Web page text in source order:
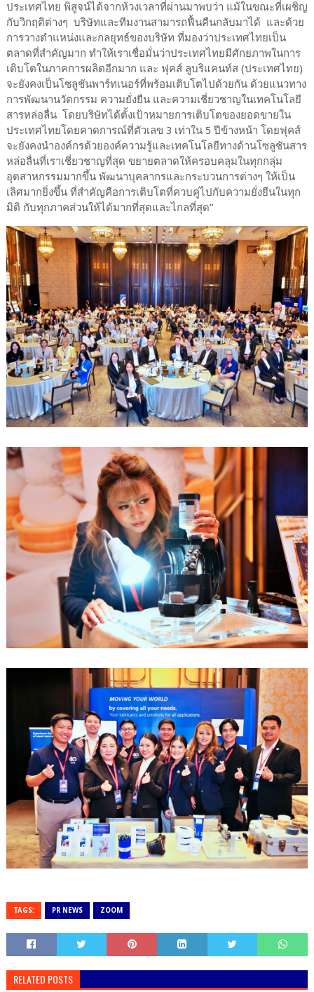
ประเทศไทย พิสูจน์ได้จากห้วงเวลาที่ผ่านมาพบว่า แม้ในขณะที่เผชิญ
กับวิกฤติต่างๆ บริษัทและทีมงานสามารถฟื้นคืนกลับมาได้ และด้วย
การวางตำแหน่งและกลยุทธ์ของบริษัท ที่มองว่าประเทศไทยเป็น
ตลาดที่สำคัญมาก ทำให้เราเชื่อมั่นว่าประเทศไทยมีศักยภาพในการ
เติบโตในภาคการผลิตอีกมาก และ ฟุคส์ ลูบริแคนท์ส (ประเทศไทย)
จะยังคงเป็นโซลูชันพาร์ทเนอร์ที่พร้อมเติบโตไปด้วยกัน ด้วยแนวทาง
การพัฒนานวัตกรรม ความยั่งยืน และความเชี่ยวชาญในเทคโนโลยี
สารหล่อลื่น โดยบริษัทได้ตั้งเป้าหมายการเติบโตของยอดขายใน
ประเทศไทยโดยคาดการณ์ที่ตัวเลข 3 เท่าใน 5 ปีข้างหน้า โดยฟุคส์
จะยังคงนำองค์กรด้วยองค์ความรู้และเทคโนโลยีทางด้านโซลูชันสาร
หล่อลื่นที่เราเชี่ยวชาญที่สุด ขยายตลาดให้ครอบคลุมในทุกกลุ่ม
อุตสาหกรรมมากขึ้น พัฒนาบุคลากรและกระบวนการต่างๆ ให้เป็น
เลิศมากยิ่งขึ้น ที่สำคัญคือการเติบโตที่ควบคู่ไปกับความยั่งยืนในทุก
มิติ กับทุกภาคส่วนให้ได้มากที่สุดและไกลที่สุด”
TAGS: PR NEWS ZOOM
RELATED POSTS